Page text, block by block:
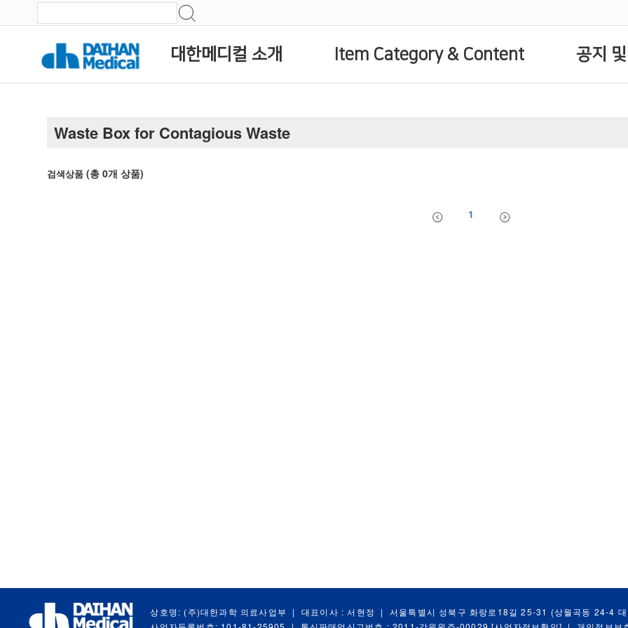
대한메디컬 소개 Item Category & Content 공지
Waste Box for Contagious Waste
검색상품 (총0개 상품)
1
상호명: (주)대한과학 의료사업부 | 대표이사 : 서현정 |
서울특별시 성북구 화랑로18길 25-31 (상월곡동 24-4